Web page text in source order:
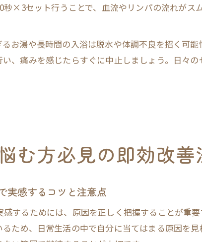
秒×3セット行うことで、血流やリンパの流れが
お湯や長時間の入浴は脱水や体調不良を招く可
、痛みを感じたらすぐに中止しましょう。日々
む方必見の即効改善
実感するコツと注意点
するためには、原因を正しく把握することが重
るため、日常生活の中で自分に当てはまる原因を